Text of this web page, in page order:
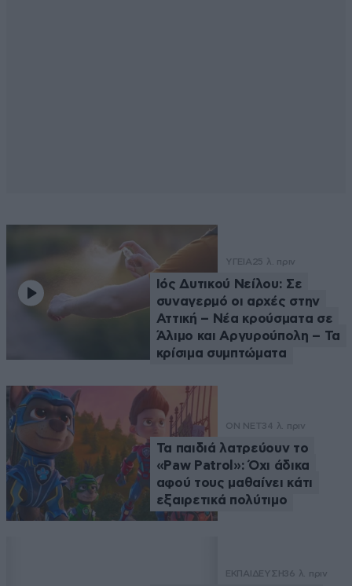
ΥΓΕΙΑ 25 λ. πριν
Ιός Δυτικού Νείλου: Σε
συναγερμό οι αρχές στην
Αττική – Νέα κρούσματα σε
Άλιμο και Αργυρούπολη – Τα
κρίσιμα συμπτώματα
ON NET34 λ. πριν
Τα παιδιά λατρεύουν το
«Paw Patrol»: Όχι άδικα
αφού τους μαθαίνει κάτι
εξαιρετικά πολύτιμο
ΕΚΠΑΙΔΕΥΣΗ36 λ. πριν